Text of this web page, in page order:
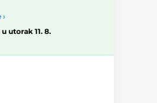
utorak 11. 8.